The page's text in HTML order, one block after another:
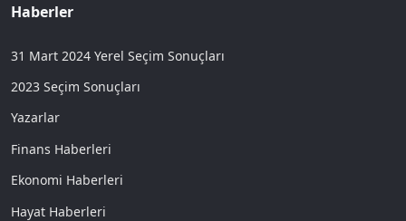
Haberler
31 Mart 2024 Yerel Seçim Sonuçları
2023 Seçim Sonuçları
Yazarlar
Finans Haberleri
Ekonomi Haberleri
Hayat Haberleri